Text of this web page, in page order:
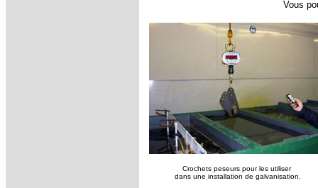
Vous
Crochets peseurs pour les utiliser
dans une installation de galvanisation.